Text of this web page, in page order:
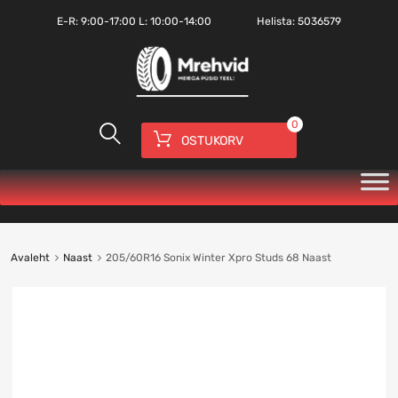
E-R: 9:00-17:00 L: 10:00-14:00 Helista:5036579
OSTUKORV
0
Avaleht Naast 205/60R16 Sonix Winter Xpro Studs 68 Naast